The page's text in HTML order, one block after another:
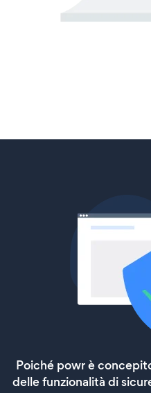
Poiché powr è
delle funzionalità di